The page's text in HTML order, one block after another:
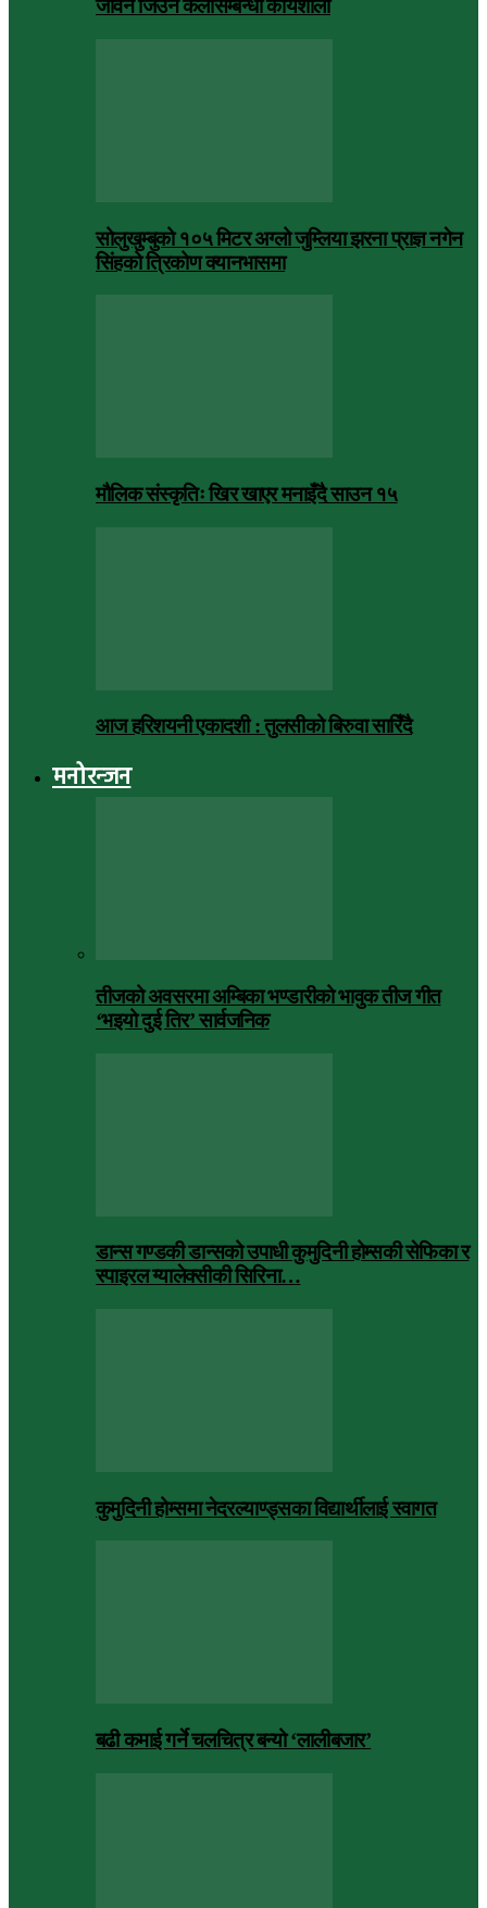
जीवन जिउने कलासम्बन्धी कार्यशाला
सोलुखुम्बुको १०५ मिटर अग्लो जुम्लिया झरना प्राज्ञ नगेन
सिंहको त्रिकोण क्यानभासमा
मौलिक संस्कृतिः खिर खाएर मनाइँदै साउन १५
आज हरिशयनी एकादशी : तुलसीको बिरुवा सारिँदै
मनोरन्जन
तीजको अवसरमा अम्बिका भण्डारीको भावुक तीज गीत
‘भइयो दुई तिर’ सार्वजनिक
डान्स गण्डकी डान्सको उपाधी कुमुदिनी होम्सकी सेफिका र
स्पाइरल ग्यालेक्सीकी सिरिना…
कुमुदिनी होम्समा नेदरल्याण्ड्सका विद्यार्थीलाई स्वागत
बढी कमाई गर्ने चलचित्र बन्यो ‘लालीबजार’